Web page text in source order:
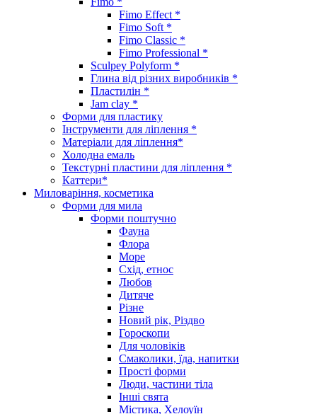
Fimo Effect *
Fimo Soft *
Fimo Classic *
Fimo Professional *
Sculpey Polyform *
Глина від різних виробників *
Пластилін *
Jam clay *
Форми для пластику
Інструменти для ліплення *
Матеріали для ліплення*
Холодна емаль
Текстурні пластини для ліплення *
Каттери*
Миловаріння, косметика
Форми для мила
Форми поштучно
Фауна
Флора
Море
Схід, етнос
Любов
Дитяче
Різне
Новий рік, Різдво
Гороскопи
Для чоловіків
Смаколики, їда, напитки
Прості форми
Люди, частини тіла
Інші свята
Містика, Хелоуїн